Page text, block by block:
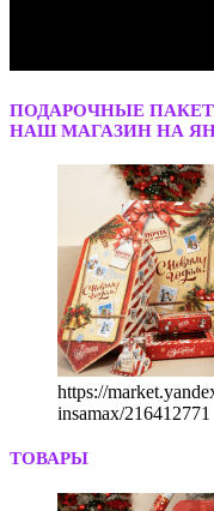
ПОДАРОЧНЫЕ
НАШ МАГАЗИН НА
https://
insamax/216412771
ТОВАРЫ